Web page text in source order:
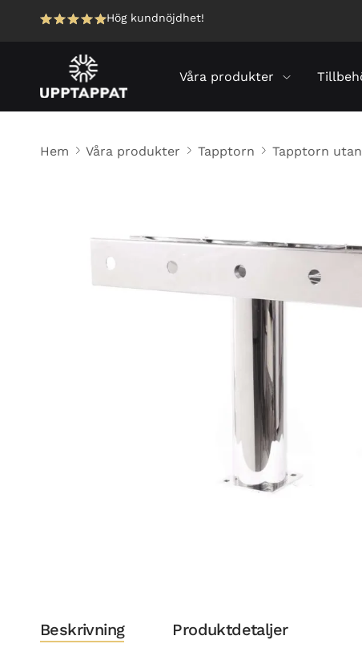
Hög kundnöjdhet!
Våra produkter
Hem Våra produkter Tapptorn Tapptorn
Beskrivning Produktdetaljer